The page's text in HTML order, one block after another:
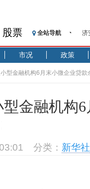
股票 全站导航
济
【
【
在
沥
市况 政策
型金融机构6月末小微企业贷款
金融机构
分类： 新华